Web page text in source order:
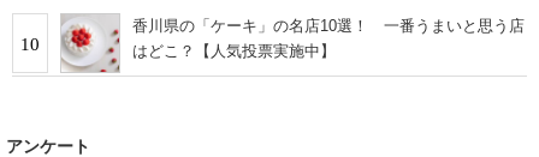
10
香川県の「ケーキ」の名店10選！ 一番うまいと思う店
はどこ？【人気投票実施中】
アンケート